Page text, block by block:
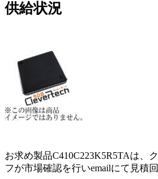
供給状況
お求め製品C410C223K5R5TAは、
フが市場確認を行いemailにて見積